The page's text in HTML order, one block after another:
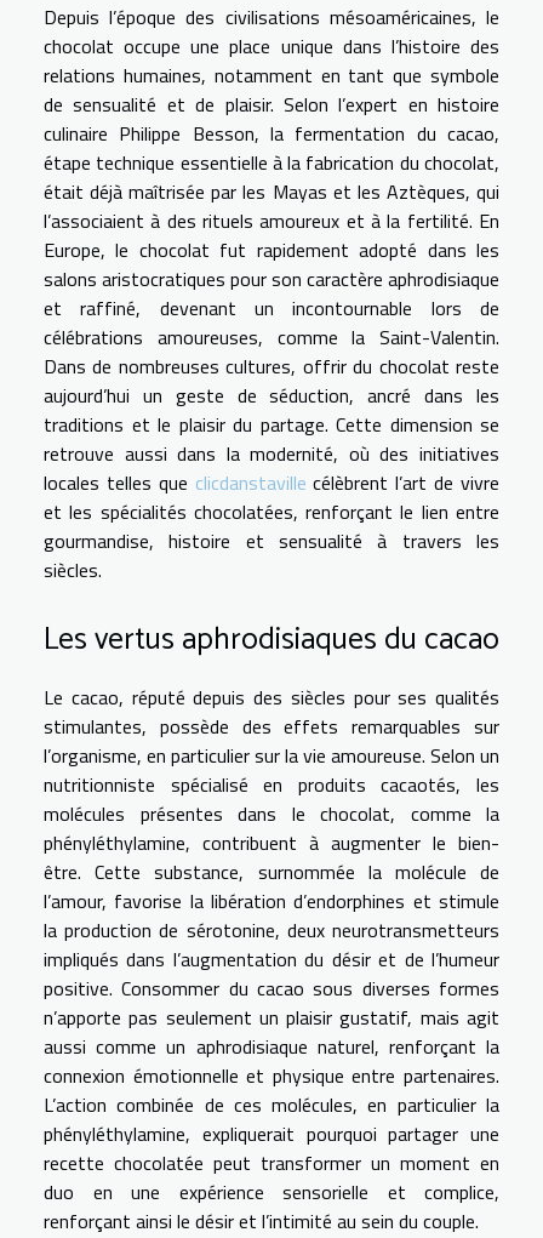
Depuis l’époque des civilisations mésoaméricaines, le
chocolat occupe une place unique dans l’histoire des
relations humaines, notamment en tant que symbole
de sensualité et de plaisir. Selon l’expert en histoire
culinaire Philippe Besson, la fermentation du cacao,
étape technique essentielle à la fabrication du chocolat,
était déjà maîtrisée par les Mayas et les Aztèques, qui
l’associaient à des rituels amoureux et à la fertilité. En
Europe, le chocolat fut rapidement adopté dans les
salons aristocratiques pour son caractère aphrodisiaque
et raffiné, devenant un incontournable lors de
célébrations amoureuses, comme la Saint-Valentin.
Dans de nombreuses cultures, offrir du chocolat reste
aujourd’hui un geste de séduction, ancré dans les
traditions et le plaisir du partage. Cette dimension se
retrouve aussi dans la modernité, où des initiatives
locales telles que clicdanstaville célèbrent l’art de vivre
et les spécialités chocolatées, renforçant le lien entre
gourmandise, histoire et sensualité à travers les
siècles.
Les vertus aphrodisiaques du cacao
Le cacao, réputé depuis des siècles pour ses qualités
stimulantes, possède des effets remarquables sur
l’organisme, en particulier sur la vie amoureuse. Selon un
nutritionniste spécialisé en produits cacaotés, les
molécules présentes dans le chocolat, comme la
phényléthylamine, contribuent à augmenter le bien-
être. Cette substance, surnommée la molécule de
l’amour, favorise la libération d’endorphines et stimule
la production de sérotonine, deux neurotransmetteurs
impliqués dans l’augmentation du désir et de l’humeur
positive. Consommer du cacao sous diverses formes
n’apporte pas seulement un plaisir gustatif, mais agit
aussi comme un aphrodisiaque naturel, renforçant la
connexion émotionnelle et physique entre partenaires.
L’action combinée de ces molécules, en particulier la
phényléthylamine, expliquerait pourquoi partager une
recette chocolatée peut transformer un moment en
duo en une expérience sensorielle et complice,
renforçant ainsi le désir et l’intimité au sein du couple.